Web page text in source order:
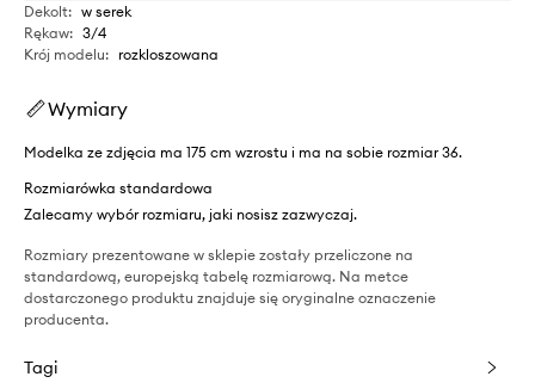
Dekolt: w serek
Rękaw: 3/4
Krój modelu: rozkloszowana
Wymiary
Modelka ze zdjęcia ma 175 cm wzrostu i ma na sobie rozmiar 36.
Rozmiarówka standardowa
Zalecamy wybór rozmiaru, jaki nosisz zazwyczaj.
Rozmiary prezentowane w sklepie zostały przeliczone na
standardową, europejską tabelę rozmiarową. Na metce
dostarczonego produktu znajduje się oryginalne oznaczenie
producenta.
Tagi